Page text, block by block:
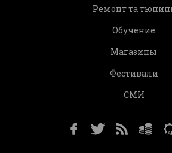
Ремонт та
Обучение
Магазины
Фестивали
СМИ